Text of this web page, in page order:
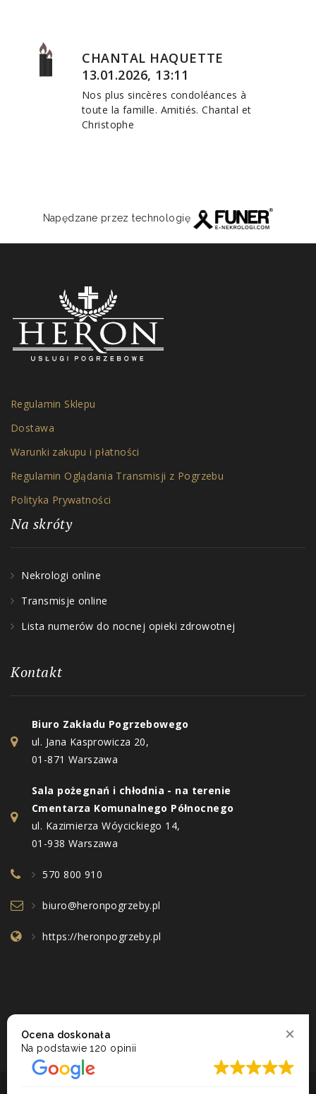
CHANTAL HAQUETTE
13.01.2026, 13:11
Nos plus sincères condoléances à
toute la famille. Amitiés. Chantal et
Christophe
Napędzane przez technologię
Regulamin Sklepu
Dostawa
Warunki zakupu i płatności
Regulamin Oglądania Transmisji z Pogrzebu
Polityka Prywatności
Na skróty
Nekrologi online
Transmisje online
Lista numerów do nocnej opieki zdrowotnej
Kontakt
Biuro Zakładu Pogrzebowego
ul. Jana Kasprowicza 20,
01-871 Warszawa
Sala pożegnań i chłodnia - na terenie
Cmentarza Komunalnego Północnego
ul. Kazimierza Wóycickiego 14,
01-938 Warszawa
570 800 910
biuro@heronpogrzeby.pl
https://heronpogrzeby.pl
Ocena doskonała
Na podstawie120 opinii